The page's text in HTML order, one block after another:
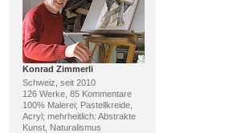
Konrad Zimmerli
Schweiz, seit 2010
126 Werke, 85 Kommentare
100% Malerei; Pastellkreide,
Acryl; mehrheitlich: Abstrakte
Kunst, Naturalismus